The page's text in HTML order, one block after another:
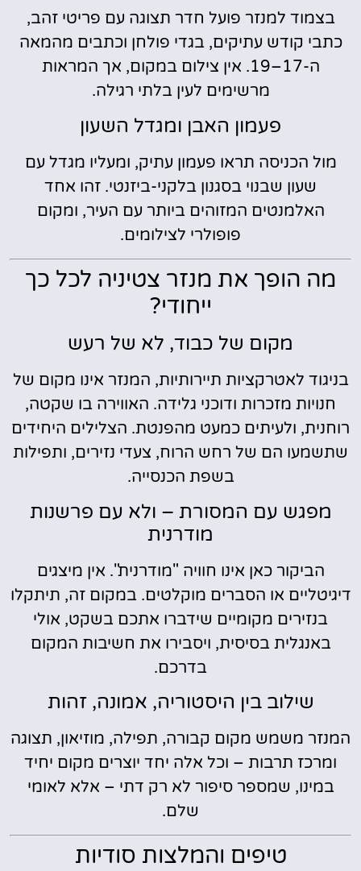
בצמוד למנזר פועל חדר תצוגה עם פריטי זהב,
כתבי קודש עתיקים, בגדי פולחן וכתבים מהמאה
ה-17–19. אין צילום במקום, אך המראות
מרשימים לעין בלתי רגילה.
פעמון האבן ומגדל השעון
מול הכניסה תראו פעמון עתיק, ומעליו מגדל עם
שעון שבנוי בסגנון בלקני-ביזנטי. זהו אחד
האלמנטים המזוהים ביותר עם העיר, ומקום
פופולרי לצילומים.
מה הופך את מנזר צטיניה לכל כך
ייחודי?
מקום של כבוד, לא של רעש
בניגוד לאטרקציות תיירותיות, המנזר אינו מקום של
חנויות מזכרות ודוכני גלידה. האווירה בו שקטה,
רוחנית, ולעיתים כמעט מהפנטת. הצלילים היחידים
שתשמעו הם של רחש הרוח, צעדי נזירים, ותפילות
בשפת הכנסייה.
מפגש עם המסורת – ולא עם פרשנות
מודרנית
הביקור כאן אינו חוויה "מודרנית". אין מיצגים
דיגיטליים או הסברים מוקלטים. במקום זה, תיתקלו
בנזירים מקומיים שידברו אתכם בשקט, אולי
באנגלית בסיסית, ויסבירו את חשיבות המקום
בדרכם.
שילוב בין היסטוריה, אמונה, זהות
המנזר משמש מקום קבורה, תפילה, מוזיאון, תצוגה
ומרכז תרבות – וכל אלה יחד יוצרים מקום יחיד
במינו, שמספר סיפור לא רק דתי – אלא לאומי
שלם.
טיפים והמלצות סודיות